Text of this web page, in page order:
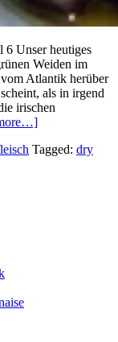
6 Unser heutiges
Weiden im
Atlantik herüber
als in irgend
irischen
Tagged: dry